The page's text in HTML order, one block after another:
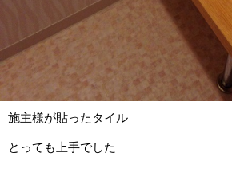
施主様が貼ったタイル
とっても上手でした